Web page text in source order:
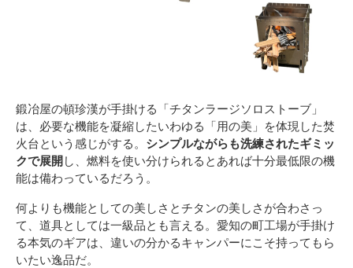
鍛冶屋の頓珍漢が手掛ける「チタンラージソロストーブ」
は、必要な機能を凝縮したいわゆる「用の美」を体現した焚
火台という感じがする。 シンプルながらも洗練されたギミッ
クで展開し、燃料を使い分けられるとあれば十分最低限の機
能は備わっているだろう。
何よりも機能としての美しさとチタンの美しさが合わさっ
て、道具としては一級品とも言える。愛知の町工場が手掛け
る本気のギアは、違いの分かるキャンパーにこそ持ってもら
いたい逸品だ。